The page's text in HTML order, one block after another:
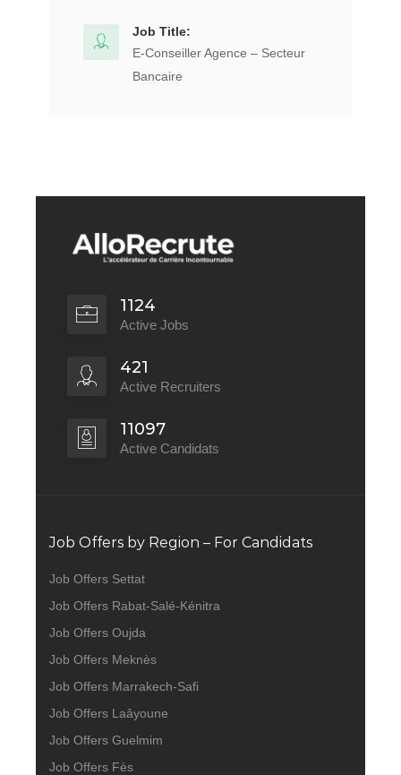
Job Title:
E-Conseiller Agence – Secteur
Bancaire
1124
Active Jobs
421
Active Recruiters
11097
Active Candidats
Job Offers by Region – For Candidats
Job Offers Settat
Job Offers Rabat-Salé-Kénitra
Job Offers Oujda
Job Offers Meknès
Job Offers Marrakech-Safi
Job Offers Laâyoune
Job Offers Guelmim
Job Offers Fès